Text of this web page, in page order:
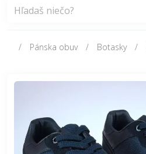
Pánska obuv Botasky